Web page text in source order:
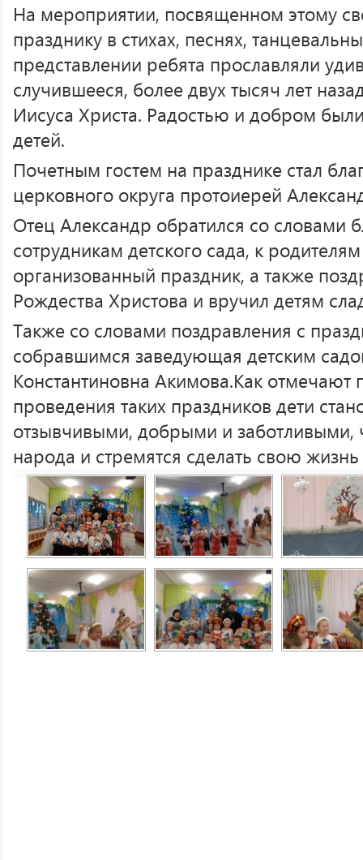
На мероприятии, посвященном этому
празднику в стихах, песнях,
представлении ребята прославляли
случившееся, более двух тысяч лет
Иисуса Христа. Радостью и добром
детей.
Почетным гостем на празднике стал
церковного округа протоиерей
Отец Александр обратился со словами
сотрудникам детского сада, к
организованный праздник, а также
Рождества Христова и вручил детям
Также со словами поздравления с
собравшимся заведующая детским
Константиновна Акимова.Как отмечают
проведения таких праздников дети
отзывчивыми, добрыми и заботливыми,
народа и стремятся сделать свою